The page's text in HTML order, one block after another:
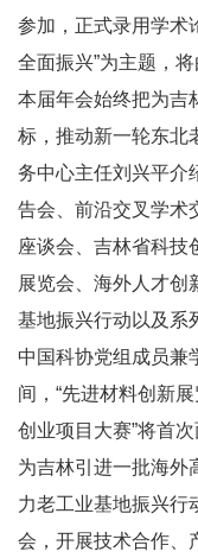
参加，正式录用学术
全面振兴”为主题，将
本届年会始终把为吉
标，推动新一轮东北
务中心主任刘兴平介
告会、前沿交叉学术
座谈会、吉林省科技
展览会、海外人才创
基地振兴行动以及系
中国科协党组成员兼
间，“先进材料创新
创业项目大赛”将首
为吉林引进一批海外
力老工业基地振兴行
会，开展技术合作、